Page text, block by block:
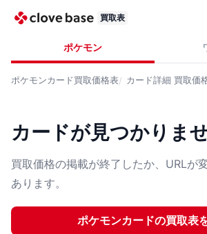
買取表
ポケモン
ポケモンカード買取価格表 カード詳細 買取価
カードが見つかりま
買取価格の掲載が終了したか、URLが
あります。
ポケモンカードの買取表